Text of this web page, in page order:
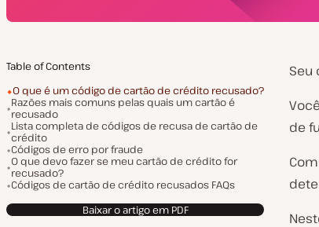
Table of Contents
O que é um código de cartão de crédito recusado?
Razões mais comuns pelas quais um cartão é
recusado
Lista completa de códigos de recusa de cartão de
crédito
Códigos de erro por fraude
O que devo fazer se meu cartão de crédito for
recusado?
Códigos de cartão de crédito recusados FAQs
Baixar o artigo em PDF
Seu
de